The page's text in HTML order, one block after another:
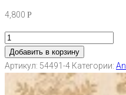
4,800 Р
Добавить в корзину
Артикул: 54491-4 Категории: